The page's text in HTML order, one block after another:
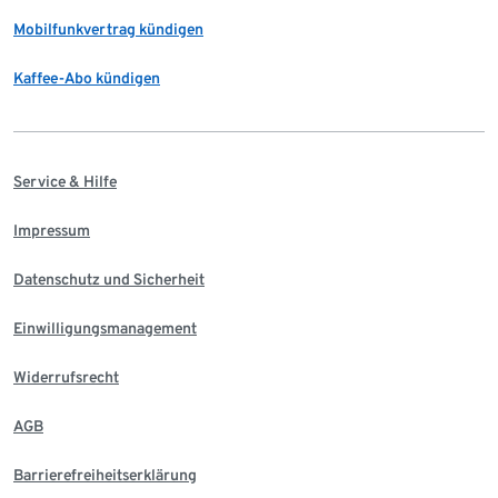
Mobilfunkvertrag kündigen
Kaffee-Abo kündigen
Service & Hilfe
Impressum
Datenschutz und Sicherheit
Einwilligungsmanagement
Widerrufsrecht
AGB
Barrierefreiheitserklärung